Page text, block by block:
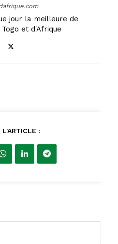
jour la meilleure de
et d'Afrique
L'ARTICLE :